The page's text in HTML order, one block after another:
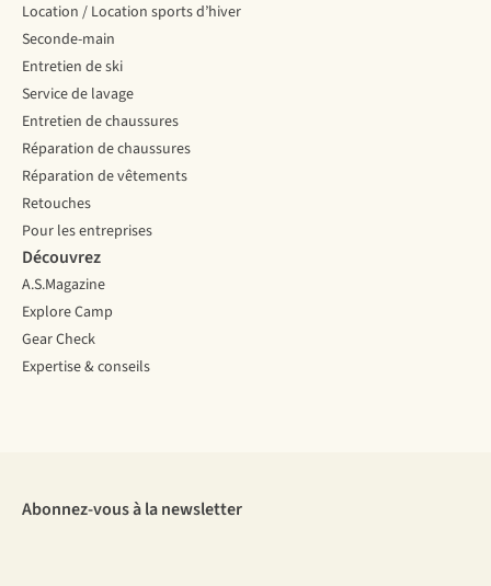
Location / Location sports d’hiver
Seconde-main
Entretien de ski
Service de lavage
Entretien de chaussures
Réparation de chaussures
Réparation de vêtements
Retouches
Pour les entreprises
Découvrez
A.S.Magazine
Explore Camp
Gear Check
Expertise & conseils
Abonnez-vous à la newsletter